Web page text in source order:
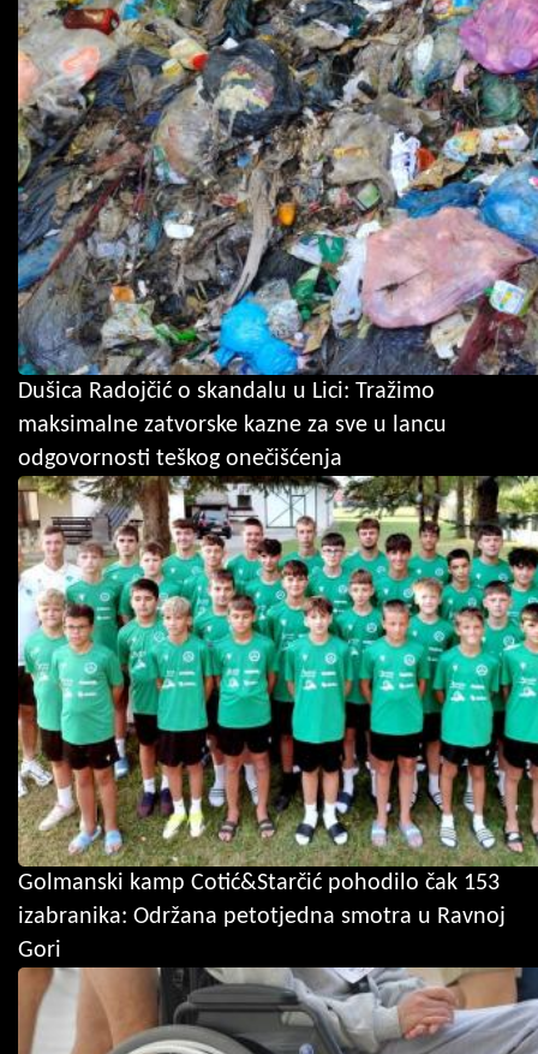
Dušica Radojčić o skandalu u Lici: Tražimo
maksimalne zatvorske kazne za sve u lancu
odgovornosti teškog onečišćenja
Golmanski kamp Cotić&Starčić pohodilo čak 153
izabranika: Održana petotjedna smotra u Ravnoj
Gori